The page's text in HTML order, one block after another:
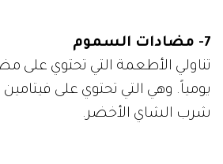
7- مضادات السموم
تناولي الأطعمة التي تحتوي على
شرب الشاي الأخضر.